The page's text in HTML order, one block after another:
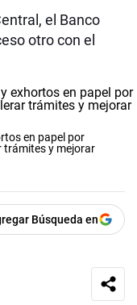
el Banco
otro con el
en papel por
trámites y mejorar
Búsqueda en